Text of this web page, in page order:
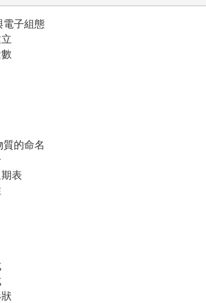
電子組態
質的命名
表